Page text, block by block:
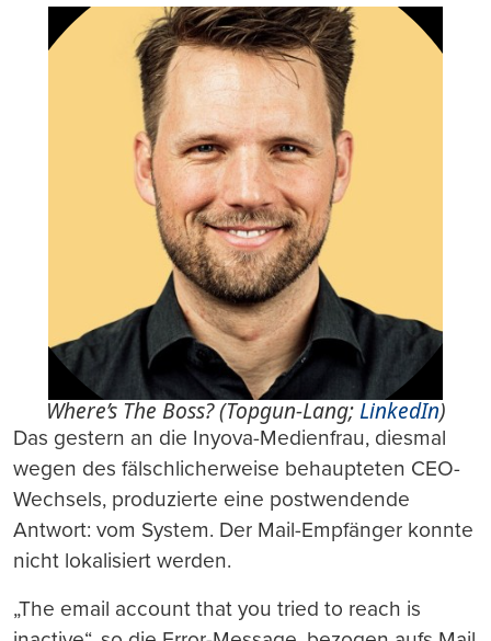
Where’s The Boss? (Topgun-Lang;LinkedIn)
Das gestern an die Inyova-Medienfrau, diesmal
wegen des fälschlicherweise behaupteten CEO-
Wechsels, produzierte eine postwendende
Antwort: vom System. Der Mail-Empfänger konnte
nicht lokalisiert werden.
„The email account that you tried to reach is